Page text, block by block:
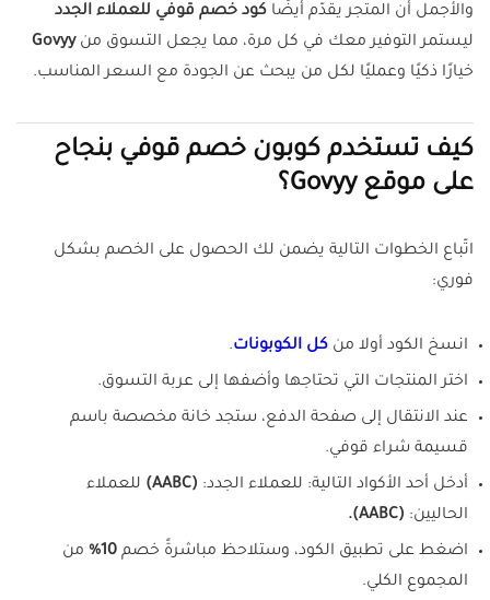
والأجمل أن المتجر يقدّم أيضًا كود خصم قوفي للعملاء الجدد
ليستمر التوفير معك في كل مرة، مما يجعل التسوق منGovyy
خيارًا ذكيًا وعمليًا لكل من يبحث عن الجودة مع السعر المناسب.
كيف تستخدم كوبون خصم قوفي بنجاح
على موقع Govyy؟
اتّباع الخطوات التالية يضمن لك الحصول على الخصم بشكل
فوري:
انسخ الكود أولا من كل الكوبونات.
اختر المنتجات التي تحتاجها وأضفها إلى عربة التسوق.
عند الانتقال إلى صفحة الدفع، ستجد خانة مخصصة باسم
قسيمة شراء قوفي.
أدخل أحد الأكواد التالية: للعملاء الجدد: (AABC)
للعملاء
الحاليين: (AABC).
اضغط على تطبيق الكود، وستلاحظ مباشرةً خصم 10%
من
المجموع الكلي.